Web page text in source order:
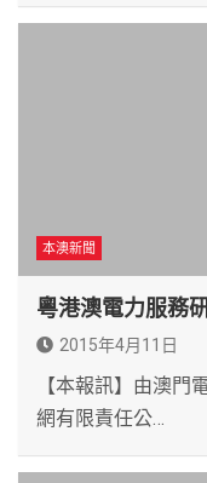
本澳新聞
粵港澳電力服務
2015年4月11日
【本報訊】由澳門
網有限責任公…